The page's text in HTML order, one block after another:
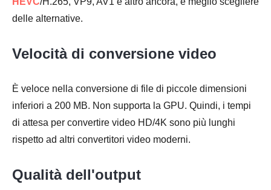
delle alternative.
Velocità di conversione video
È veloce nella conversione di file di piccole dimensioni
inferiori a 200 MB. Non supporta la GPU. Quindi, i tempi
di attesa per convertire video HD/4K sono più lunghi
rispetto ad altri convertitori video moderni.
Qualità dell'output